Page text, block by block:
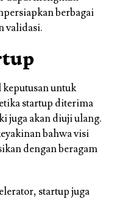
berbagai
validasi.
keputusan untuk
startup diterima
juga akan diuji ulang.
bahwa visi
dengan beragam
startup juga